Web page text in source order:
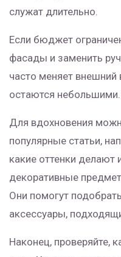
служат длительно.
Если бюджет
фасады и заменить
часто меняет внешний
остаются небольшими.
Для вдохновения
популярные статьи,
какие оттенки делают
декоративные
Они помогут
аксессуары,
Наконец, проверяйте,